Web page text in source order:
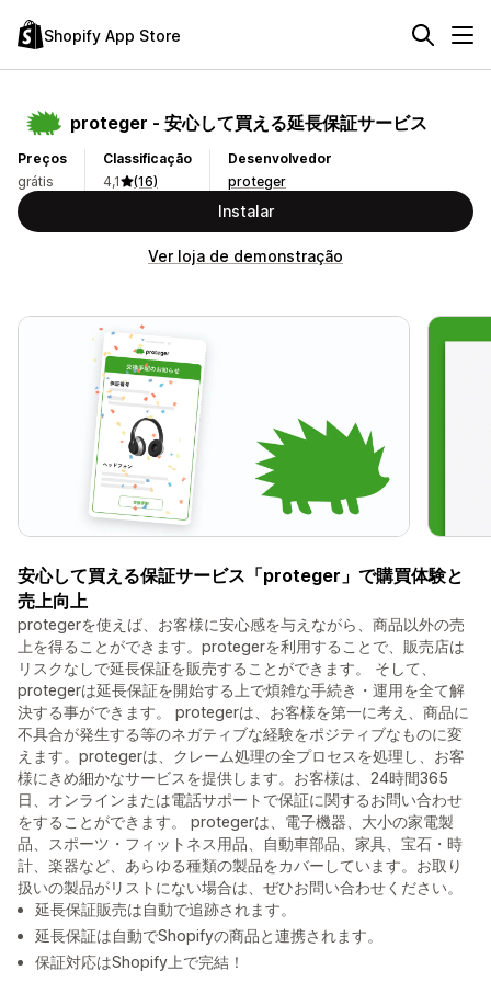
Shopify App Store
proteger ‑ 安心して買える延長保証サービス
Preços
grátis
Classificação
4,1
(16)
Desenvolvedor
proteger
Instalar
Ver loja de demonstração
安心して買える保証サービス「proteger」で購買体験と
売上向上
protegerを使えば、お客様に安心感を与えながら、商品以外の売
上を得ることができます。protegerを利用することで、販売店は
リスクなしで延長保証を販売することができます。 そして、
protegerは延長保証を開始する上で煩雑な手続き・運用を全て解
決する事ができます。 protegerは、お客様を第一に考え、商品に
不具合が発生する等のネガティブな経験をポジティブなものに変
えます。protegerは、クレーム処理の全プロセスを処理し、お客
様にきめ細かなサービスを提供します。お客様は、24時間365
日、オンラインまたは電話サポートで保証に関するお問い合わせ
をすることができます。 protegerは、電子機器、大小の家電製
品、スポーツ・フィットネス用品、自動車部品、家具、宝石・時
計、楽器など、あらゆる種類の製品をカバーしています。お取り
扱いの製品がリストにない場合は、ぜひお問い合わせください。
延長保証販売は自動で追跡されます。
延長保証は自動でShopifyの商品と連携されます。
保証対応はShopify上で完結！